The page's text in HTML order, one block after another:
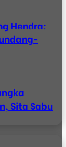
Hendra:
Sita Sabu